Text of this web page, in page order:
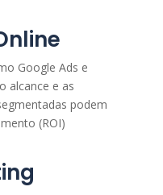
Google Ads e
alcance e as
podem
(ROI)